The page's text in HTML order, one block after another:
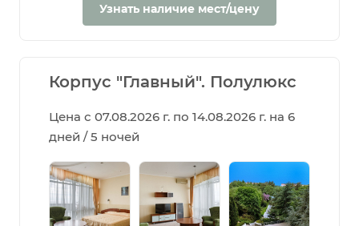
Узнать наличие мест/цену
Корпус "Главный". Полулюкс
Цена с 07.08.2026 г. по 14.08.2026 г. на 6
дней / 5 ночей